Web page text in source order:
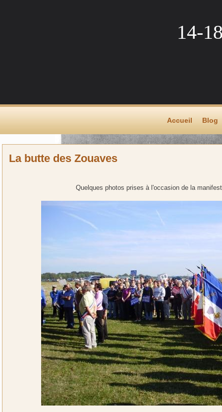
14-
Accueil Blog
La butte des Zouaves
Quelques photos prises à l'occasion de la